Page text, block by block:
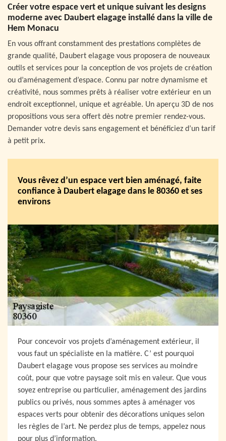
Créer votre espace vert et unique suivant les designs
moderne avec Daubert elagage installé dans la ville de
Hem Monacu
En vous offrant constamment des prestations complètes de
grande qualité, Daubert elagage vous proposera de nouveaux
outils et services pour la conception de vos projets de création
ou d’aménagement d’espace. Connu par notre dynamisme et
créativité, nous sommes prêts à réaliser votre extérieur en un
endroit exceptionnel, unique et agréable. Un aperçu 3D de nos
propositions vous sera offert dès notre premier rendez-vous.
Demander votre devis sans engagement et bénéficiez d’un tarif
à petit prix.
Vous rêvez d’un espace vert bien aménagé, faite
confiance à Daubert elagage dans le 80360 et ses
environs
Pour concevoir vos projets d’aménagement extérieur, il
vous faut un spécialiste en la matière. C’ est pourquoi
Daubert elagage vous propose ses services au moindre
coût, pour que votre paysage soit mis en valeur. Que vous
soyez entreprise ou particulier, aménagement des jardins
publics ou privés, nous sommes aptes à aménager vos
espaces verts pour obtenir des décorations uniques selon
les règles de l’art. Ne perdez plus de temps, appelez nous
pour plus d’information.